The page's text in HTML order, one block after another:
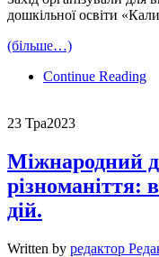
дошкільної освіти
(більше…)
Continue Reading
23 Тра2023
Міжнародний
різноманіття:
дій.
Written by редактор